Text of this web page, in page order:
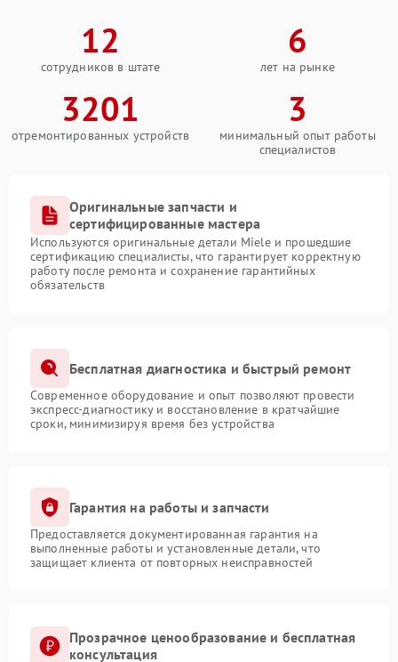
12
сотрудников в штате
6
лет на рынке
3201
отремонтированных устройств
3
минимальный опыт работы
специалистов
Оригинальные запчасти и
сертифицированные мастера
Используются оригинальные детали Miele и прошедшие
сертификацию специалисты, что гарантирует корректную
работу после ремонта и сохранение гарантийных
обязательств
Бесплатная диагностика и быстрый ремонт
Современное оборудование и опыт позволяют провести
экспресс-диагностику и восстановление в кратчайшие
сроки, минимизируя время без устройства
Гарантия на работы и запчасти
Предоставляется документированная гарантия на
выполненные работы и установленные детали, что
защищает клиента от повторных неисправностей
Прозрачное ценообразование и бесплатная
консультация